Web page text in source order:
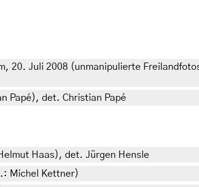
20. Juli 2008 (unmanipulierte
Papé), det. Christian Papé
Haas), det. Jürgen Hensle
Michel Kettner)